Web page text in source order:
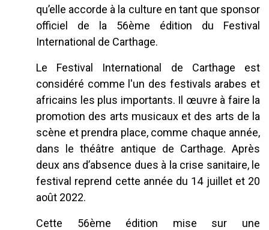
qu’elle accorde à la culture en tant que sponsor
officiel de la 56ème édition du Festival
International de Carthage.
Le Festival International de Carthage est
considéré comme l'un des festivals arabes et
africains les plus importants. Il œuvre à faire la
promotion des arts musicaux et des arts de la
scène et prendra place, comme chaque année,
dans le théâtre antique de Carthage. Après
deux ans d’absence dues à la crise sanitaire, le
festival reprend cette année du 14 juillet et 20
août 2022.
Cette 56ème édition mise sur une